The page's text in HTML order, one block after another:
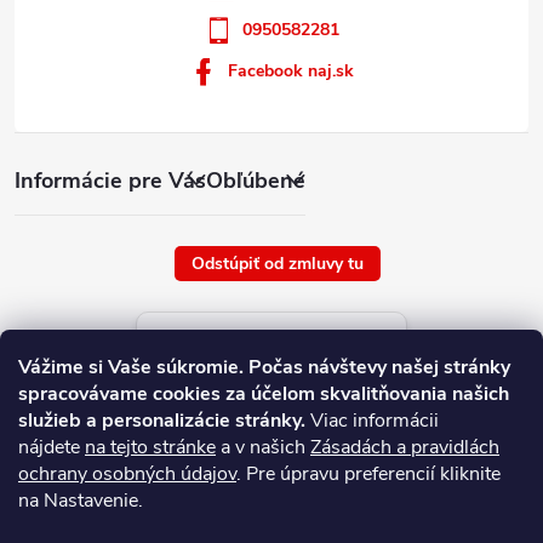
Vážime si Vaše súkromie. Počas návštevy našej stránky
spracovávame cookies za účelom skvalitňovania našich
služieb a personalizácie stránky.Viac informácii
nájdete na tejto stránke a v našich Zásadách a pravidlách
ochrany osobných údajov. Pre úpravu preferencií kliknite
na Nastavenie.
Informácie pre VásObľúbené
0950582281
Facebook naj.sk
Odstúpiť od zmluvy tu
Aktuálne ceny tovaru
platné od : 6/8/2026